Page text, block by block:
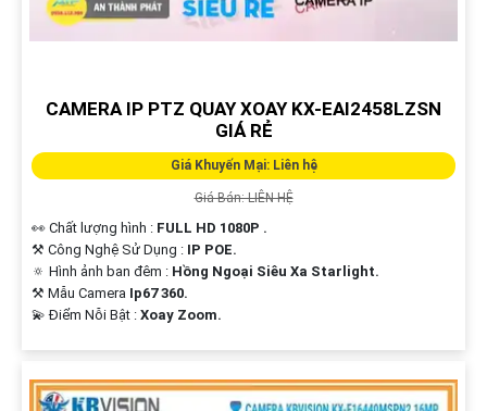
CAMERA IP PTZ QUAY XOAY KX-EAI2458LZSN
GIÁ RẺ
Giá Khuyến Mại: Liên hệ
Giá Bán: LIÊN HỆ
👀 Chất lượng hình : FULL HD 1080P .
⚒ Công Nghệ Sử Dụng : IP POE.
🔅 Hình ảnh ban đêm : Hồng Ngoại Siêu Xa Starlight.
⚒ Mẫu Camera Ip67 360.
️💫 Điểm Nỗi Bật : Xoay Zoom.